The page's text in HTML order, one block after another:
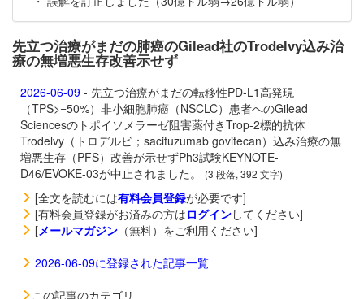
先立つ治療がまだの肺癌のGilead社のTrodelvy込み治
療の無増悪生存改善示せず
2026-06-09 - 先立つ治療がまだの転移性PD-L1高発現
（TPS>=50%）非小細胞肺癌（NSCLC）患者へのGilead
Sciencesのトポイソメラーゼ阻害薬付きTrop-2標的抗体
Trodelvy（トロデルビ；sacituzumab govitecan）込み治療の無
増悪生存（PFS）改善が示せずPh3試験KEYNOTE-
D46/EVOKE-03が中止されました。
(3 段落, 392 文字)
[全文を読むには有料会員登録が必要です]
[有料会員登録がお済みの方はログインしてください]
[メールマガジン （無料）をご利用ください]
2026-06-09に登録された記事一覧
この記事のカテゴリ